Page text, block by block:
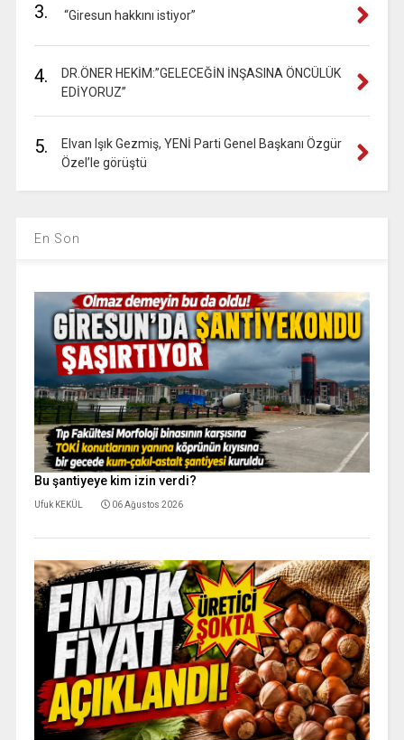
3. “Giresun hakkını istiyor”
4.
DR.ÖNER HEKİM:”GELECEĞİN İNŞASINA ÖNCÜLÜK
EDİYORUZ”
5.
Elvan Işık Gezmiş, YENİ Parti Genel Başkanı Özgür
Özel’le görüştü
En Son
Bu şantiyeye kim izin verdi?
Ufuk KEKÜL 06 Ağustos 2026